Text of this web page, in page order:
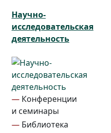
Научно-
исследовательская
деятельность
— Конференции
и семинары
— Библиотека